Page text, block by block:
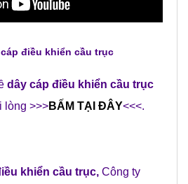
điều khiển cầu trục
dây cáp điều khiển cầu trục
lòng >>>BẤM TẠI ĐÂY<<<.
khiển cầu trục, Công ty